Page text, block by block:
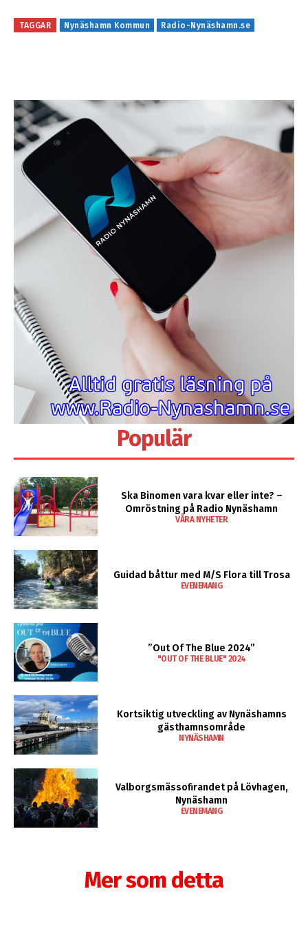
TAGGAR Nynäshamn Kommun Radio-Nynäshamn.se
Populär
Ska Binomen vara kvar eller inte? –
Omröstning på Radio Nynäshamn
VÅRA NYHETER
Guidad båttur med M/S Flora till Trosa
EVENEMANG
”Out Of The Blue 2024”
"OUT OF THE BLUE" 2024
Kortsiktig utveckling av Nynäshamns
gästhamnsområde
NYNÄSHAMN
Valborgsmässofirandet på Lövhagen,
Nynäshamn
EVENEMANG
Mer som detta